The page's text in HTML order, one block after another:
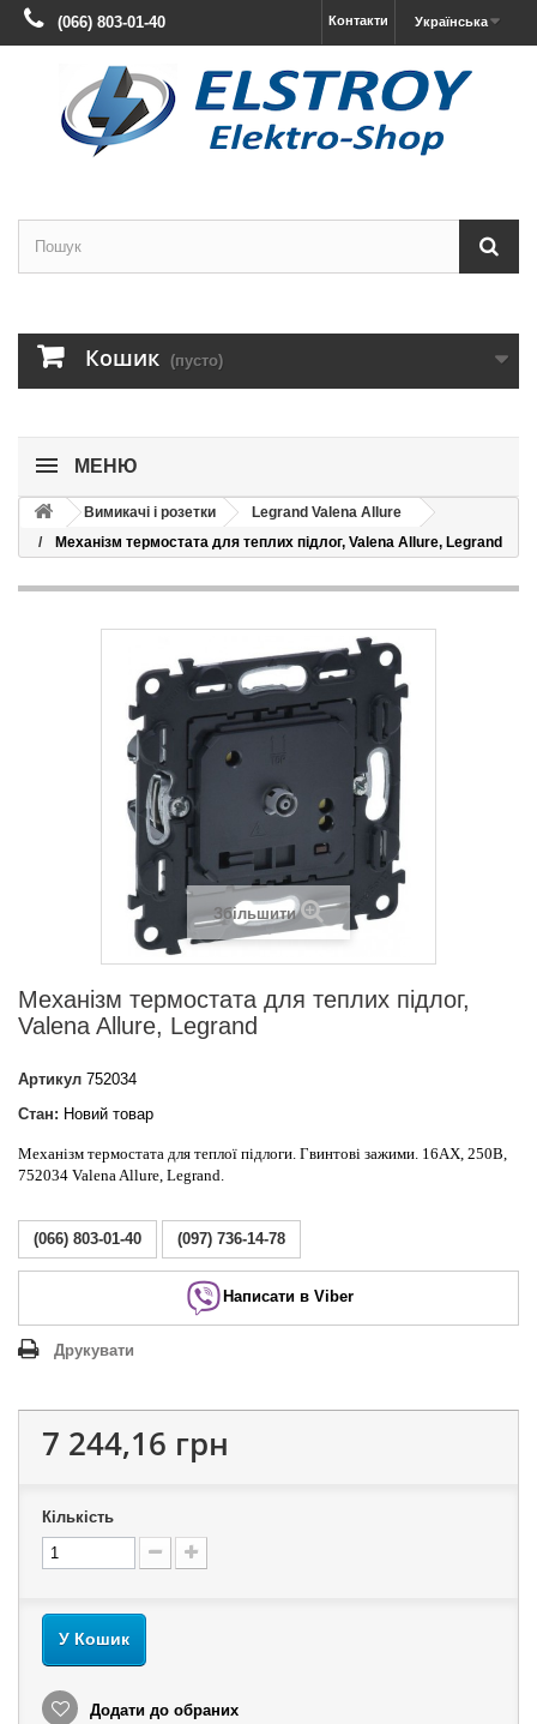
Українська
Контакти
(066) 803-01-40
Кошик (пусто)
МЕНЮ
Вимикачі і розетки
Legrand Valena Allure
Механізм термостата для теплих підлог, Valena Allure, Legrand
Збільшити
Механізм термостата для теплих підлог,
Valena Allure, Legrand
Артикул 752034
Стан: Новий товар
Механізм термостата для теплої підлоги. Гвинтові зажими. 16АХ, 250В,
752034 Valena Allure, Legrand.
(066) 803-01-40 (097) 736-14-78
Написати в Viber
Друкувати
7 244,16 грн
Кількість
У Кошик
Додати до обраних